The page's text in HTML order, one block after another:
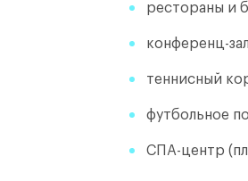
рестораны и
конференц-зал
теннисный
футбольное
СПА-центр